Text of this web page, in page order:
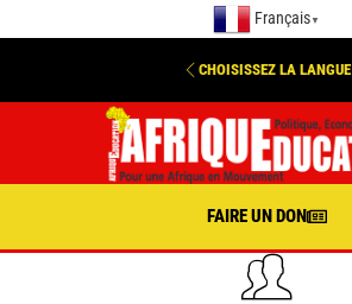
Français ▼
CHOISISSEZ LA LANGUE
FAIRE UN DON